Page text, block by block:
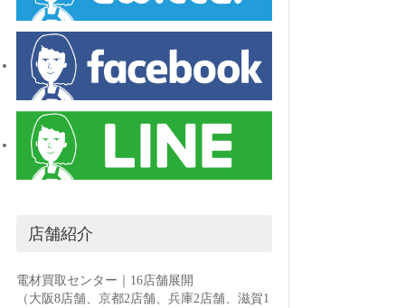
店舗紹介
電材買取センター｜16店舗展開
（大阪8店舗、京都2店舗、兵庫2店舗、滋賀1